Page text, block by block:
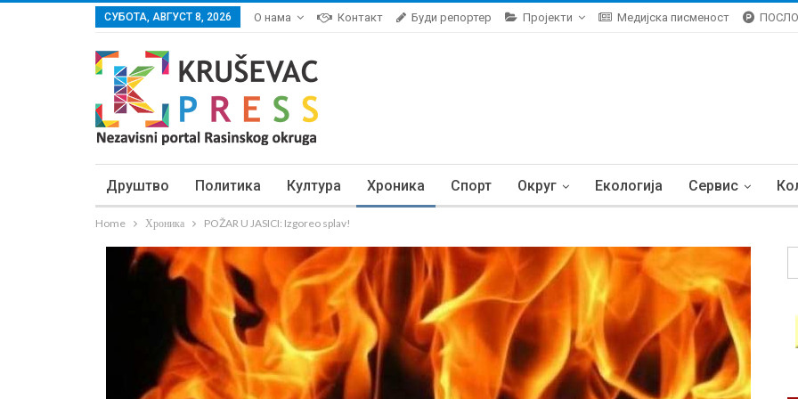
СУБОТА, АВГУСТ 8, 2026 О нама Контакт Буди репортер Пројекти Медијска писменост
Друштво Политика Култура Хроника Спорт Округ Екологија Сервис
Home Хроника POŽAR U JASICI: Izgoreo splav!